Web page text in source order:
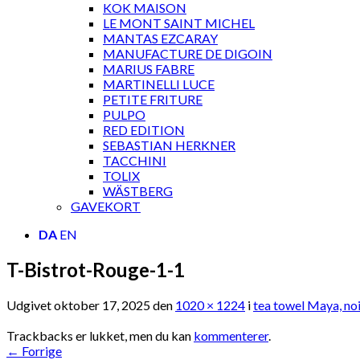
KOK MAISON
LE MONT SAINT MICHEL
MANTAS EZCARAY
MANUFACTURE DE DIGOIN
MARIUS FABRE
MARTINELLI LUCE
PETITE FRITURE
PULPO
RED EDITION
SEBASTIAN HERKNER
TACCHINI
TOLIX
WÄSTBERG
GAVEKORT
DA EN
T-Bistrot-Rouge-1-1
Udgivetoktober 17, 2025den 1020 × 1224 itea towel Maya,
Trackbacks er lukket, men du kan kommenterer.
← Forrige